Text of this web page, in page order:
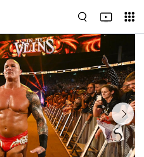
Next